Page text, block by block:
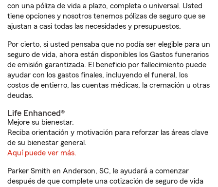
con una póliza de vida a plazo, completa o universal. Usted
tiene opciones y nosotros tenemos pólizas de seguro que se
ajustan a casi todas las necesidades y presupuestos.
Por cierto, si usted pensaba que no podía ser elegible para un
seguro de vida, ahora están disponibles los Gastos funerarios
de emisión garantizada. El beneficio por fallecimiento puede
ayudar con los gastos finales, incluyendo el funeral, los
costos de entierro, las cuentas médicas, la cremación u otras
deudas.
Life Enhanced®
Mejore su bienestar.
Reciba orientación y motivación para reforzar las áreas clave
de su bienestar general.
Aquí puede ver más.
Parker Smith en Anderson, SC, le ayudará a comenzar
después de que complete una cotización de seguro de vida